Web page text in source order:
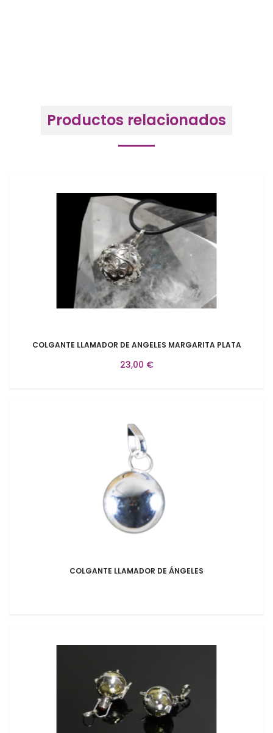
Productos relacionados
COLGANTE LLAMADOR DE ANGELES MARGARITA PLATA
23,00 €
COLGANTE LLAMADOR DE ÁNGELES